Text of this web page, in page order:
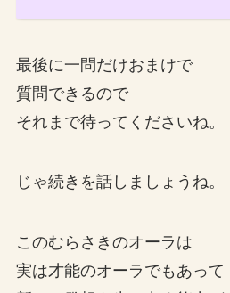
最後に一問だけおまけで
質問できるので
それまで待ってくださいね。
じゃ続きを話しましょうね。
このむらさきのオーラは
実は才能のオーラでもあって